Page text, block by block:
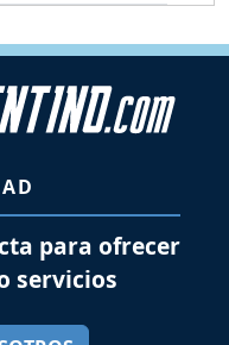
para ofrecer
servicios